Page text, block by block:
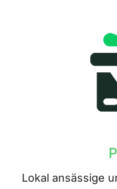
Lokal ansässige